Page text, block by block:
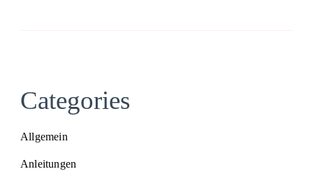
Categories
Allgemein
Anleitungen